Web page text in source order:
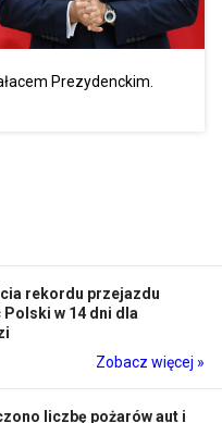
Prezydenckim.
rekordu przejazdu
Polski w 14 dni dla
Zobacz więcej »
liczbę pożarów aut i